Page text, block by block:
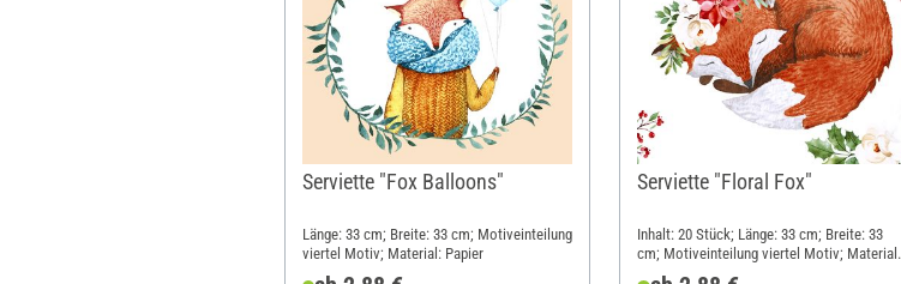
Serviette "Fox Balloons"
Länge: 33 cm; Breite: 33 cm; Motiveinteilung
viertel Motiv; Material: Papier
Serviette "Floral Fox"
Inhalt: 20 Stück; Länge: 33 cm; Breite: 33
cm; Motiveinteilung viertel Motiv; Material:
Papier